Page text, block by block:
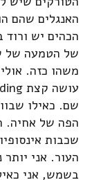
האנגלים שהם
הכהים יש
של הטמעה של
משהו כזה.
שם. כאילו
הפה של אחיה.
שכבות
העור. אני
בשמש, אני